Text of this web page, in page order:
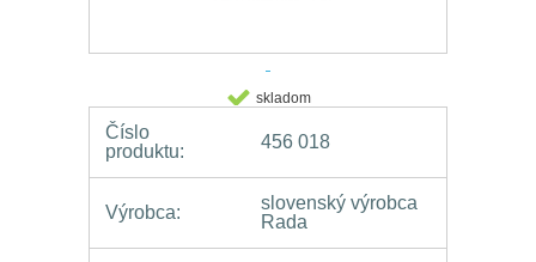
skladom
Číslo
produktu:
456 018
Výrobca:
slovenský výrobca
Rada